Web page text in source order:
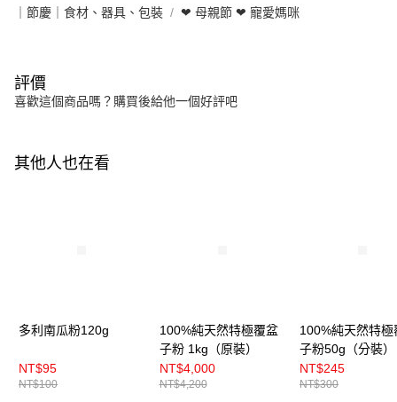
｜節慶｜食材、器具、包裝 ❤ 母親節 ❤ 寵愛媽咪
評價
喜歡這個商品嗎？購買後給他一個好評吧
其他人也在看
多利南瓜粉120g
NT$95
NT$100
100%純天然特極覆盆
子粉 1kg（原裝）
NT$4,000
NT$4,200
100%純天然特極
子粉50g（分裝）
NT$245
NT$300